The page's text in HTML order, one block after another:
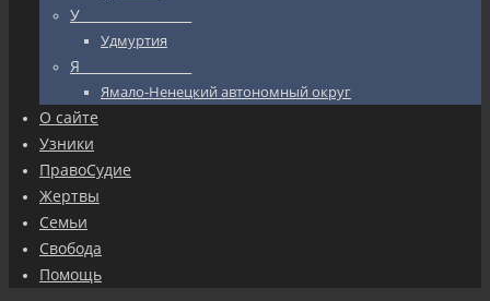
У_________________
Удмуртия
Я_________________
Ямало-Ненецкий автономный округ
О сайте
Узники
ПравоСудие
Жертвы
Семьи
Свобода
Помощь